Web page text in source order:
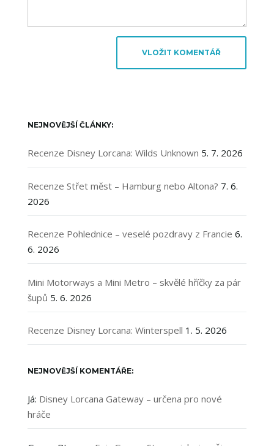
NEJNOVĚJŠÍ ČLÁNKY:
Recenze Disney Lorcana: Wilds Unknown 5. 7. 2026
Recenze Střet měst – Hamburg nebo Altona? 7. 6.
2026
Recenze Pohlednice – veselé pozdravy z Francie 6.
6. 2026
Mini Motorways a Mini Metro – skvělé hříčky za pár
šupů 5. 6. 2026
Recenze Disney Lorcana: Winterspell 1. 5. 2026
NEJNOVĚJŠÍ KOMENTÁŘE:
Já: Disney Lorcana Gateway – určena pro nové
hráče